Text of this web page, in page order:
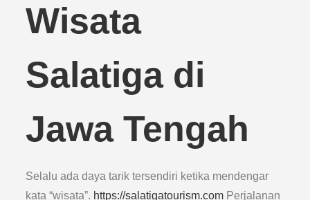
Wisata
Salatiga di
Jawa Tengah
Selalu ada daya tarik tersendiri ketika mendengar
kata “wisata”. https://salatigatourism.com Perjalanan